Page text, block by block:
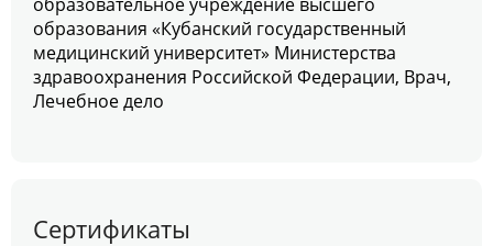
образования «Кубанский государственный
медицинский университет» Министерства
здравоохранения Российской Федерации, Врач,
Лечебное дело
Сертификаты